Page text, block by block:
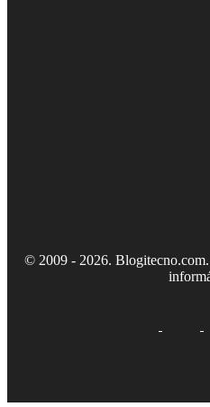
© 2009 - 2026.